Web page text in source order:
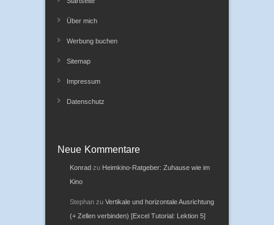
Über mich
Werbung buchen
Sitemap
Impressum
Datenschutz
Neue Kommentare
Konrad zu Heimkino-Ratgeber: Zuhause wie im
Kino
Stephan zu Vertikale und horizontale Ausrichtung
(+ Zellen verbinden) [Excel Tutorial: Lektion 5]